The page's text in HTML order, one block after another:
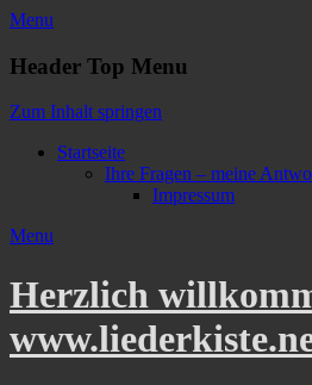
Menu
Header Top Menu
Zum Inhalt springen
Startseite
Ihre Fragen – meine
Impressum
Menu
Herzlich